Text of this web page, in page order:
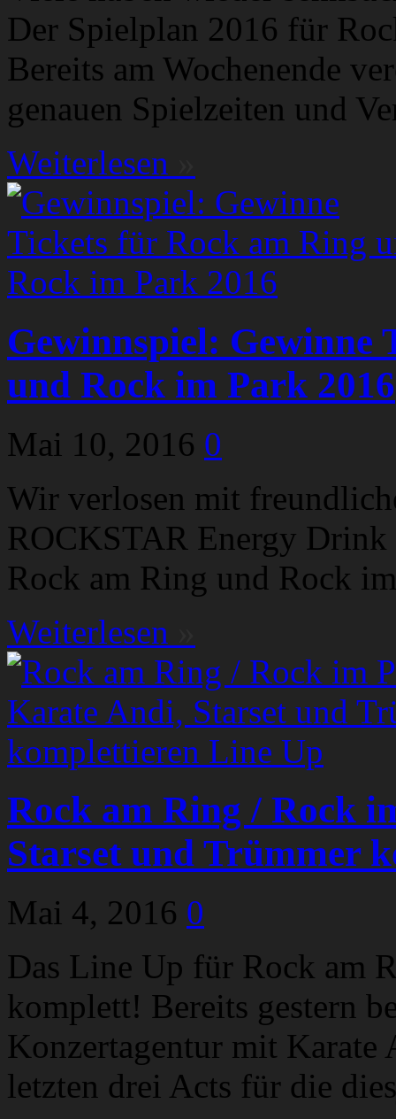
Der Spielplan 2016 für
Bereits am Wochenende
genauen Spielzeiten und
Weiterlesen
Gewinnspiel: Gewinne
und Rock im Park 2016
Mai 10, 2016 0
Wir verlosen mit
ROCKSTAR Energy
Rock am Ring und Rock
Weiterlesen
Rock am Ring / Rock
Starset und Trümmer
Mai 4, 2016 0
Das Line Up für Rock am
komplett! Bereits gestern
Konzertagentur mit Karate
letzten drei Acts für die